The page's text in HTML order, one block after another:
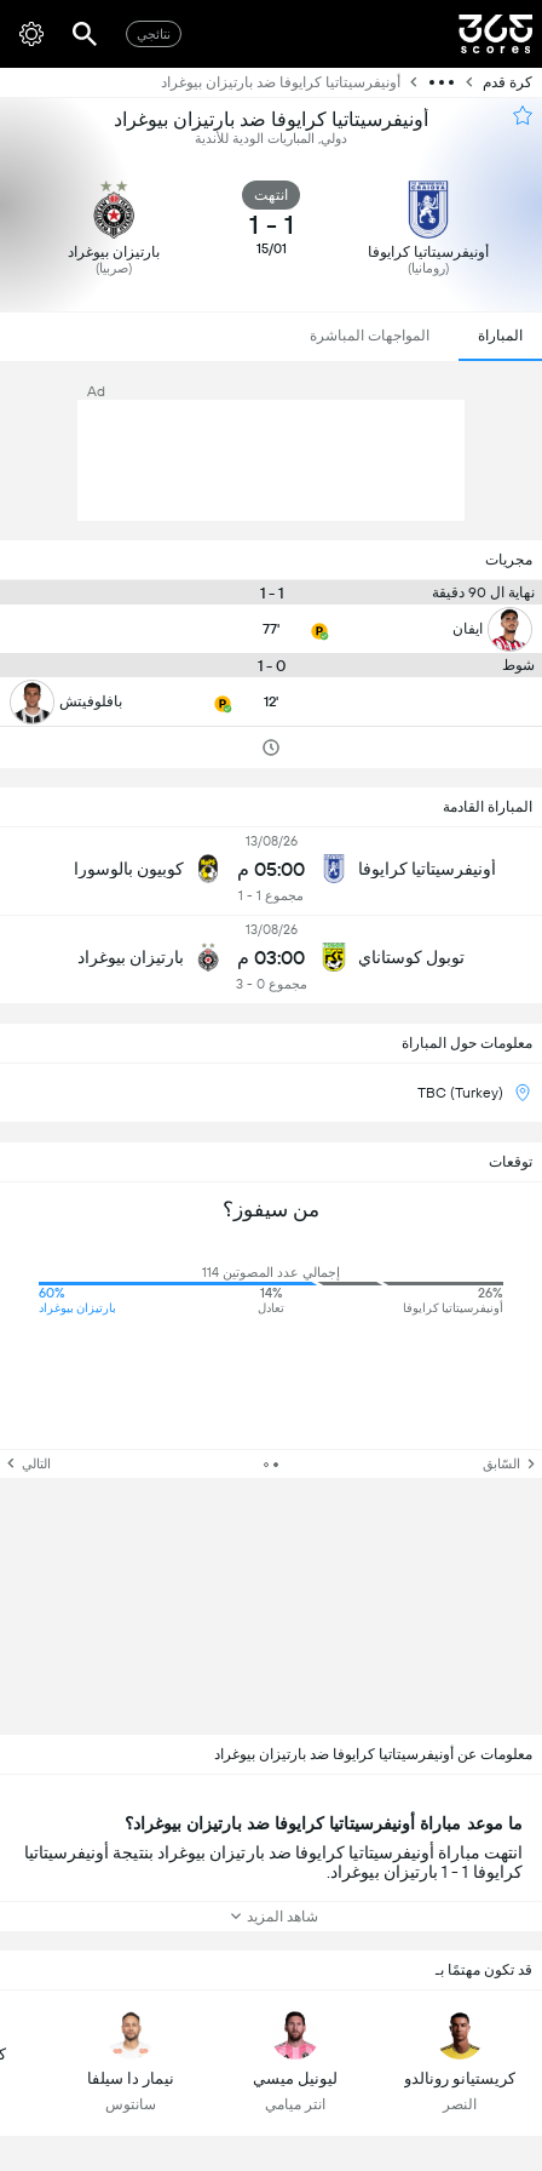
نتائجي
كرة قدم أونيفرسيتاتيا كرايوفا ضد بارتيزان بيوغراد
أونيفرسيتاتيا كرايوفا ضد بارتيزان بيوغراد
دولي, المباريات الودية للأندية
أونيفرسيتاتيا كرايوفا
(رومانيا)
انتهت
1
-
1
15/01 بارتيزان بيوغراد
(صربيا)
المباراة المواجهات المباشرة
Ad
مجريات
نهاية ال 90 دقيقة
1 - 1
ايفان 77'
شوط 0 - 1
12' بافلوفيتش
المباراة القادمة
أونيفرسيتاتيا كرايوفا
13/08/26
05:00 م
مجموع 1 - 1
كوبيون بالوسورا
توبول كوستاناي
13/08/26
03:00 م
مجموع 0 - 3
بارتيزان بيوغراد
معلومات حول المباراة
TBC (Turkey)
توقعات
من سيفوز؟
إجمالي عدد المصوتين 114
26%
أونيفرسيتاتيا كرايوفا
14%
تعادل
60%
بارتيزان بيوغراد
السّابق التالي
معلومات عن أونيفرسيتاتيا كرايوفا ضد بارتيزان بيوغراد
ما موعد مباراة أونيفرسيتاتيا كرايوفا ضد بارتيزان بيوغراد؟
انتهت مباراة أونيفرسيتاتيا كرايوفا ضد بارتيزان بيوغراد بنتيجة أونيفرسيتاتيا
كرايوفا 1 - 1 بارتيزان بيوغراد.
شاهد المزيد
قد تكون مهتمًا بـ
كريستيانو رونالدو
النصر
ليونيل ميسي
انتر ميامي
نيمار دا سيلفا
سانتوس